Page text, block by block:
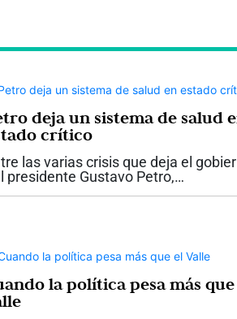
deja un sistema de salud
crítico
las varias crisis que deja el
presidente Gustavo Petro,
la política pesa más